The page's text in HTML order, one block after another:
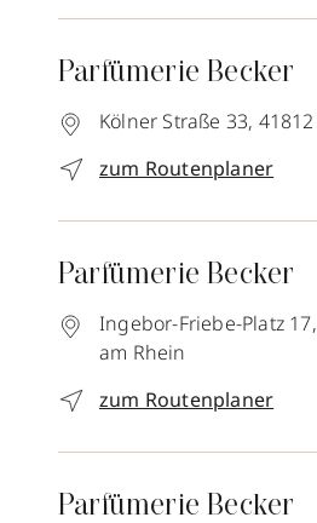
Parfümerie Becker
Kölner Straße 33, 41812
zum Routenplaner
Parfümerie Becker
Ingebor-Friebe-Platz 17,
am Rhein
zum Routenplaner
Parfümerie Becker